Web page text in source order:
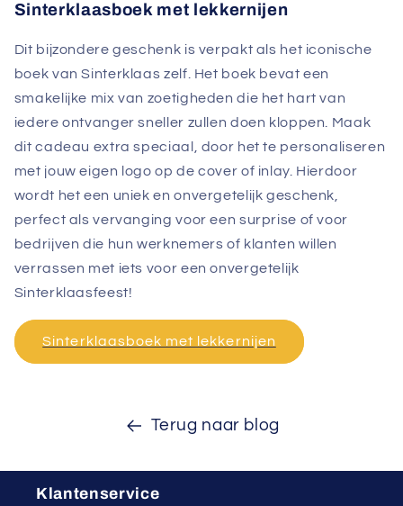
Sinterklaasboek met lekkernijen
Dit bijzondere geschenk is verpakt als het iconische
boek van Sinterklaas zelf. Het boek bevat een
smakelijke mix van zoetigheden die het hart van
iedere ontvanger sneller zullen doen kloppen. Maak
dit cadeau extra speciaal, door het te personaliseren
met jouw eigen logo op de cover of inlay. Hierdoor
wordt het een uniek en onvergetelijk geschenk,
perfect als vervanging voor een surprise of voor
bedrijven die hun werknemers of klanten willen
verrassen met iets voor een onvergetelijk
Sinterklaasfeest!
Sinterklaasboek met lekkernijen
Terug naar blog
Klantenservice